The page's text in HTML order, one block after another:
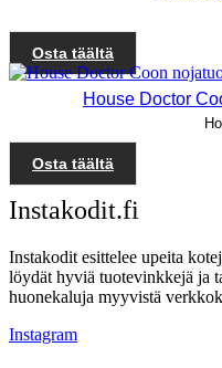
Osta täältä
House Doctor
Osta täältä
Instakodit.fi
Instakodit esittelee upeita
löydät hyviä tuotevinkkejä ja
huonekaluja myyvistä
Instagram